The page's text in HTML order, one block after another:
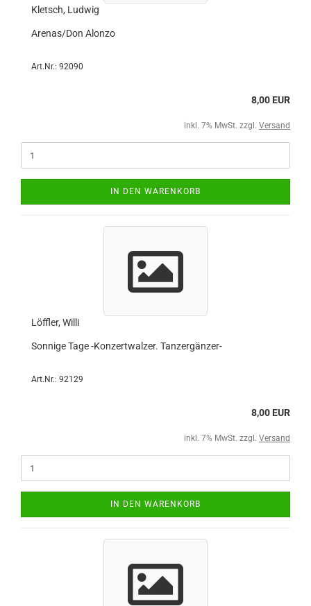
Kletsch, Ludwig
Arenas/Don Alonzo
Art.Nr.: 92090
8,00 EUR
inkl. 7% MwSt. zzgl. Versand
IN DEN WARENKORB
Löffler, Willi
Sonnige Tage -Konzertwalzer. Tanzergänzer-
Art.Nr.: 92129
8,00 EUR
inkl. 7% MwSt. zzgl. Versand
IN DEN WARENKORB